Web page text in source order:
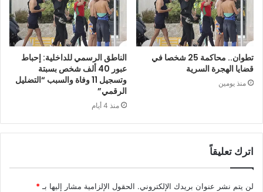
تطوان.. محاكمة 25 شخصا في
قضايا الهجرة السرية
منذ يومين
الناطق الرسمي للداخلية: إحباط
عبور 40 ألف شخص بسبتة
وتسجيل 11 وفاة والسبب “التضليل
الرقمي”
منذ 4 أيام
اترك تعليقاً
لن يتم نشر عنوان بريدك الإلكتروني. الحقول الإلزامية مشار إليها بـ*